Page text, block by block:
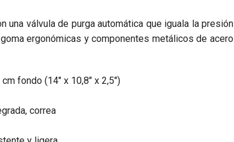
una válvula de purga automática que iguala la presión
ergonómicas y componentes metálicos de acero
fondo (14" x 10,8" x 2,5")
correa